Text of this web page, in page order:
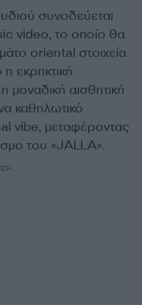
συνοδεύεται
video, το οποίο θα
oriental στοιχεία
εκρηκτική
μοναδική αισθητική
καθηλωτικό
vibe, μεταφέροντας
του «JALLA».